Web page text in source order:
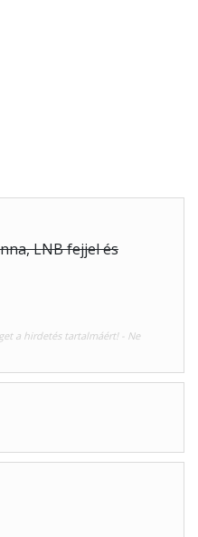
LNB fejjel és
a hirdetés tartalmáért! - Ne